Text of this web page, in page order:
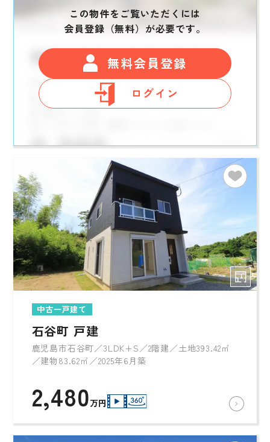
この物件をご覧いただくには
会員登録（無料）が必要です。
無料会員登録
ログイン
中古一戸建て
石谷町 戸建
鹿児島市石谷町／3LDK+S／2階建／土地393.42㎡
／建物83.62㎡／2025年6月築
2,480万円